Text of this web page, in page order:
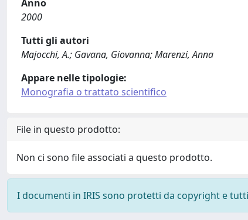
Anno
2000
Tutti gli autori
Majocchi, A.; Gavana, Giovanna; Marenzi, Anna
Appare nelle tipologie:
Monografia o trattato scientifico
File in questo prodotto:
Non ci sono file associati a questo prodotto.
I documenti in IRIS sono protetti da copyright e